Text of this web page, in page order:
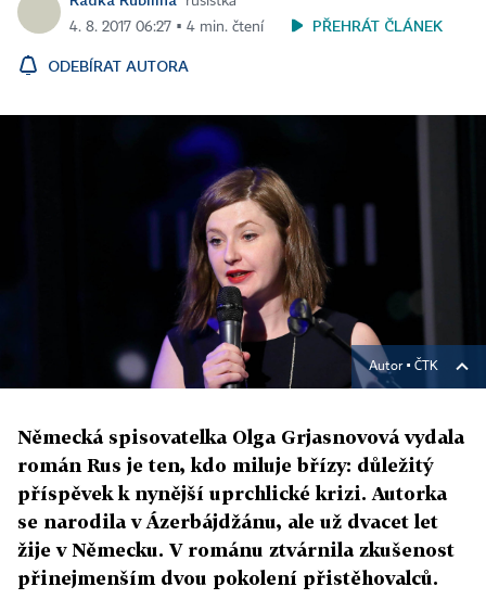
4. 8. 2017 06:27 ▪ 4 min. čtení
PŘEHRÁT ČLÁNEK
ODEBÍRAT AUTORA
Autor ▪ ČTK
Německá spisovatelka Olga Grjasnovová vydala
román Rus je ten, kdo miluje břízy: důležitý
příspěvek k nynější uprchlické krizi. Autorka
se narodila v Ázerbájdžánu, ale už dvacet let
žije v Německu. V románu ztvárnila zkušenost
přinejmenším dvou pokolení přistěhovalců.